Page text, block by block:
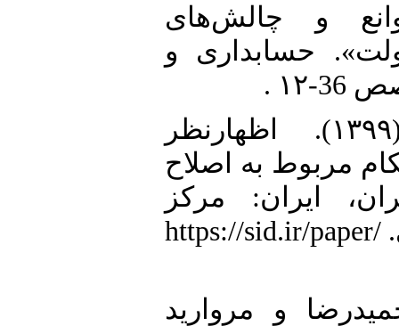
موانع و چالش‌های
حسابداری و
18. معماریان، محمدحسین (۱۳۹۹). اظهارنظر
مربوط به اصلاح
ایران: مرکز
پژوهش‌های مجلس شورای اسلامی. https://sid.ir/paper/
و مروارید